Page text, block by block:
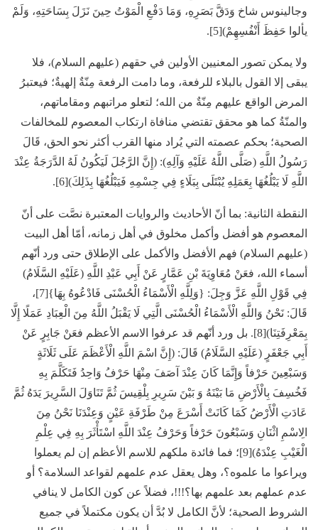
وجالينوس شاخ وَدَقَّ بَصَرِهِ، وَمَا دَفْعِ الْمَوْتُ حِينَ نَزَلَ بِسَاحَتِهِ، وَلَمْ
يألوا حَفِظَ أَنْفُسِهِمْ)[5].
ولا يمكن تصور المعنيين الأولين في حقهم (عليهم السلام)، فلا
يبقى إلا القول بالبلاء للرفعة، وما دامت الرفعة مِنّةٌ إلهيةٌ؛ فيعتبرُ
المرض الواقع عليهم مِنّةٌ من الله؛ لتعلو مراتبهم ومقاماتهم،
والمنّةُ كما هو محقق تقتضي منافاة ارتكاب المعصوم للمخالفات
الصحية؛ بحكم عصمته التي يُراد منها القرب أكثر نحو الحق، قَالَ
رَسُولُ اللَّهِ (صَلَّى اللَّهُ عَلَيْهِ وَآلِهِ): (إِنَّ الرَّجُلَ لَيَكُونُ لَهُ الدَّرَجَةُ عِنْدَ
اللَّهِ لَا يَبْلُغُهَا بِعَمَلِهِ يُبْتَلَى بِبَلَاءٍ فِي جِسْمِهِ فَيَبْلُغُهَا بِذَلِكَ)[6].
النقطة الثانية: بما أنّ الأحاديث والروايات المعتبرة نصَّت على أنّ
المعصوم هو أفضل وأكمل مخلوق في أهل زمانه، أمّا أهل البيت
(عليهم السلام) فهم الأفضل والأكمل على الإطلاق حتى ورد أنّهم
أسماء الله، فعَنْ مُعَاوِيَةَ بْنِ عَمَّارٍ عَنْ أَبِي عَبْدِ اللَّهِ (عَلَيْهِ السَّلَامُ)
فِي قَوْلِ اللَّهِ عَزَّ وَجِلَ: {وَلِلَّهِ الْأَسْمَاءُ الْحُسْنَى فَادْعُوهُ بِهَا}[7]،
قَالَ: نَحْنُ وَاللَّهِ الْأَسْمَاءُ الْحُسْنَى الَّتِي لَا يَقْبَلُ اللَّهُ مِنَ الْعِبَادِ عَمَلًا إِلَّا
بِمَعْرِفَتِنَا)[8]. بل ورد أنّهم قد عرفوا الاسم الأعظم فعَنْ جَابِرٍ عَنْ
أَبِي جَعْفَرٍ (عَلَيْهِ السَّلَامُ) قَالَ: (إِنَّ اسْمَ اللَّهِ الْأَعْظَمَ عَلَى ثَلَاثَةٍ
وَسَبْعِينَ حَرْفاً وَإِنَّمَا كَانَ عِنْدَ آصَفَ مِنْهَا حَرْفُ وَاحِدُ فَتَكَلَّمَ بِهِ
فَخُسِفَ بِالْأَرْضِ مَا بَيْنَهُ وَ بَيْنَ سَرِيرِ بِلْقِيسَ ثُمَّ تَنَاوَلَ السَّرِيرَ يَدَهُ ثُمَّ
عَادَتِ الْأَرْضُ كَمَا كَانَتْ أَسْرَعَ مِنْ طَرْفَةِ عَيْنٍ وَعِنْدَنَا نَحْنُ مِنَ
الِاسْمِ اثْنَانِ وَسَبْعُونَ حَرْفاً وَحَرْفُ عِنْدَ اللَّهِ اسْتَأْثَرَ بِهِ فِي عِلْمِ
الْغَيْبِ عِنْدَهُ)[9]؛ فما فائدة ملكهم للاسم الأعظم إن لم يعملوا
ويراعوا ما علموه؟، وهل يعقل عدم علمهم لقواعد السلامة؟ أو
عدم عملهم بعد علمهم بها؟!!!، فضلاً عن كون الكامل لا ينافي
الشروط الصحية؛ لأنَّ الكامل لا بُدَّ أن يكون مكتملاً في جميع